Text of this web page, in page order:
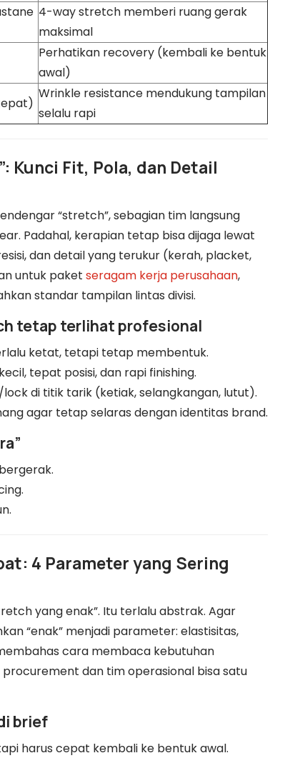
4-way stretch memberi ruang gerak
maksimal
Perhatikan recovery (kembali ke bentuk
awal)
Wrinkle resistance mendukung tampilan
selalu rapi
Kunci Fit, Pola, dan Detail
“stretch”, sebagian tim langsung
Padahal, kerapian tetap bisa dijaga lewat
dan detail yang terukur (kerah, placket,
untuk paket seragam kerja perusahaan,
standar tampilan lintas divisi.
tetap terlihat profesional
ketat, tetapi tetap membentuk.
tepat posisi, dan rapi finishing.
di titik tarik (ketiak, selangkangan, lutut).
agar tetap selaras dengan identitas brand.
4 Parameter yang Sering
yang enak”. Itu terlalu abstrak. Agar
“enak” menjadi parameter: elastisitas,
cara membaca kebutuhan
dan tim operasional bisa satu
brief
harus cepat kembali ke bentuk awal.